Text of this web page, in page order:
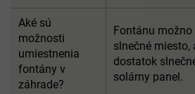
Aké sú
možnosti
umiestnenia
fontány v
záhrade?
Fontánu
slnečné miesto,
dostatok
solárny panel.